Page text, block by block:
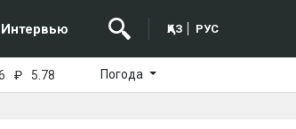
Интервью ҚАЗ РУС
₽ 5.78 Погода